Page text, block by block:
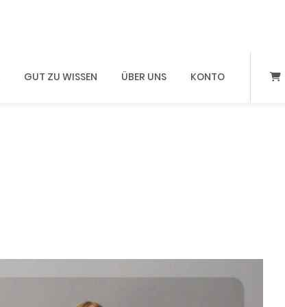
GUT ZU WISSEN ÜBER UNS KONTO